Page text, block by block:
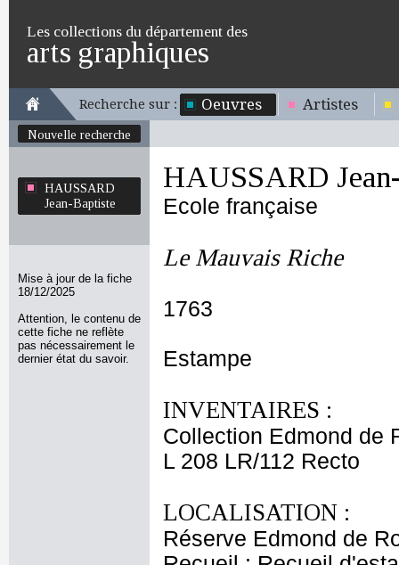
Les collections du département des
arts graphiques
Recherche sur : Oeuvres Artistes
Nouvelle recherche
HAUSSARD
Jean-Baptiste
Mise à jour de la fiche
18/12/2025
Attention, le contenu de
cette fiche ne reflète
pas nécessairement le
dernier état du savoir.
HAUSSARD
Ecole française
Le Mauvais Riche
1763
Estampe
INVENTAIRES :
Collection Edmond de
L 208 LR/112 Recto
LOCALISATION :
Réserve Edmond de